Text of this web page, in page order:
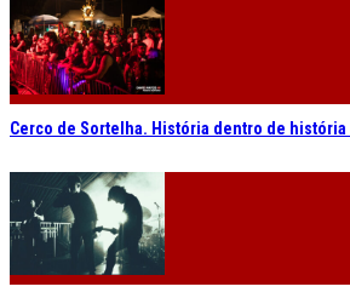
Cerco de Sortelha. História dentro de